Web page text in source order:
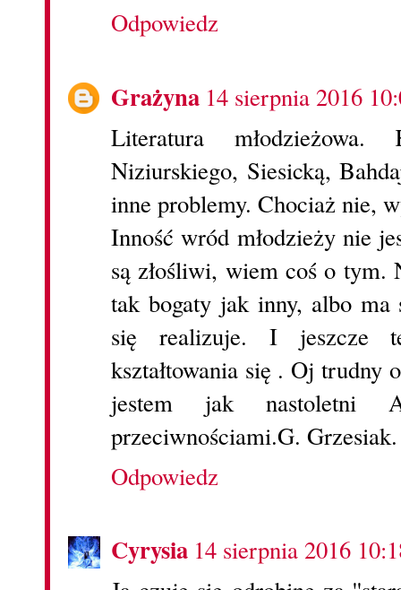
Odpowiedz
Grażyna 14 sierpnia 2016
Literatura
Niziurskiego, Siesicką,
inne problemy. Chociaż nie,
Inność wród młodzieży nie
są złośliwi, wiem coś o
tak bogaty jak inny, albo
się realizuje. I jeszcze
kształtowania się . Oj trudny
jestem jak nastoletni
przeciwnościami.G. Grzesiak.
Odpowiedz
Cyrysia 14 sierpnia 2016